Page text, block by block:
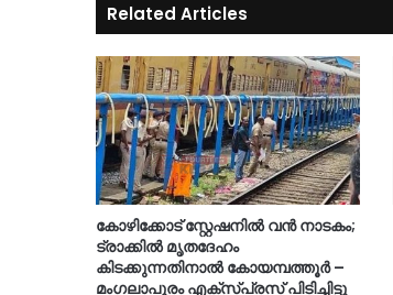
Related Articles
കോഴിക്കോട് സ്റ്റേഷനിൽ വൻ നാടകം;
ട്രാക്കിൽ മൃതദേഹം
കിടക്കുന്നതിനാൽ കോയമ്പത്തൂർ –
മംഗലാപുരം എക്സ്പ്രസ് പിടിച്ചിട്ടു